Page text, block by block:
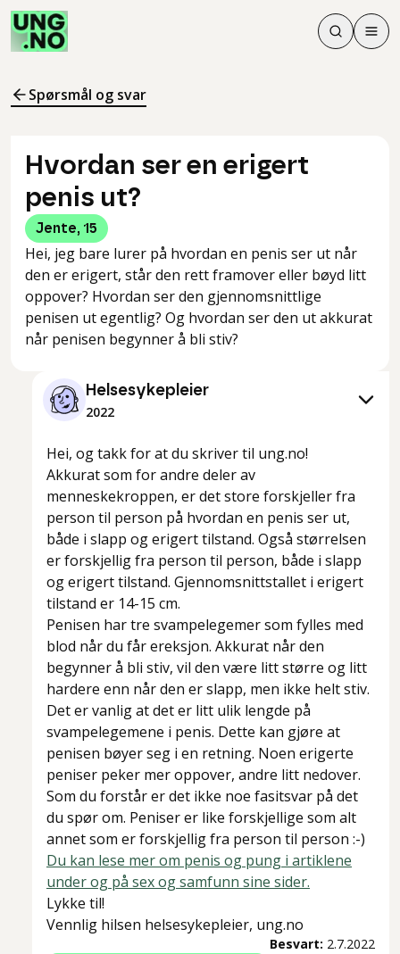
Søk
Søk
Meny
Spørsmål og svar
Hvordan ser en erigert
penis ut?
Jente, 15
Hei, jeg bare lurer på hvordan en penis ser ut når
den er erigert, står den rett framover eller bøyd litt
oppover? Hvordan ser den gjennomsnittlige
penisen ut egentlig? Og hvordan ser den ut akkurat
når penisen begynner å bli stiv?
Helsesykepleier
2022
Hei, og takk for at du skriver til ung.no!
Akkurat som for andre deler av
menneskekroppen, er det store forskjeller fra
person til person på hvordan en penis ser ut,
både i slapp og erigert tilstand. Også størrelsen
er forskjellig fra person til person, både i slapp
og erigert tilstand. Gjennomsnittstallet i erigert
tilstand er 14-15 cm.
Penisen har tre svampelegemer som fylles med
blod når du får ereksjon. Akkurat når den
begynner å bli stiv, vil den være litt større og litt
hardere enn når den er slapp, men ikke helt stiv.
Det er vanlig at det er litt ulik lengde på
svampelegemene i penis. Dette kan gjøre at
penisen bøyer seg i en retning. Noen erigerte
peniser peker mer oppover, andre litt nedover.
Som du forstår er det ikke noe fasitsvar på det
du spør om. Peniser er like forskjellige som alt
annet som er forskjellig fra person til person :-)
Du kan lese mer om penis og pung i artiklene
under og på sex og samfunn sine sider.
Lykke til!
Vennlig hilsen helsesykepleier, ung.no
Besvart: 2.7.2022